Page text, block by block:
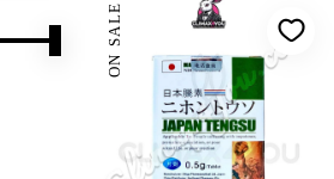
ON SALE